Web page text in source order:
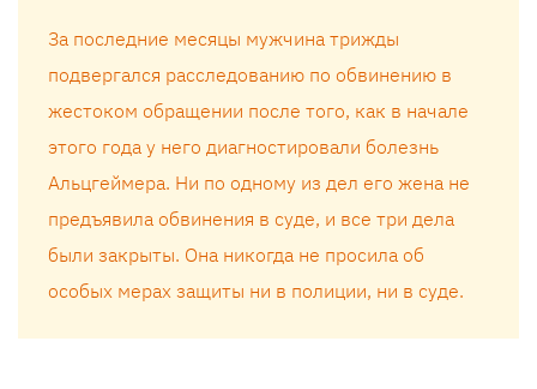
За последние месяцы мужчина трижды
подвергался расследованию по обвинению в
жестоком обращении после того, как в начале
этого года у него диагностировали болезнь
Альцгеймера. Ни по одному из дел его жена не
предъявила обвинения в суде, и все три дела
были закрыты. Она никогда не просила об
особых мерах защиты ни в полиции, ни в суде.